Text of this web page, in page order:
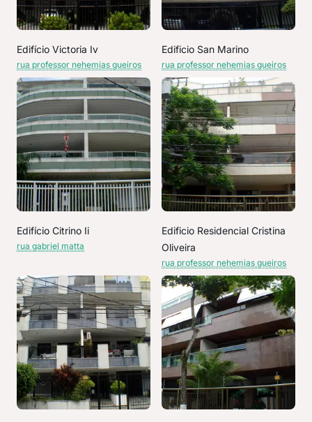
Edifício Victoria Iv
rua professor nehemias gueiros
Edificio San Marino
rua professor nehemias gueiros
Edifício Citrino Ii
rua gabriel matta
Edificio Residencial Cristina
Oliveira
rua professor nehemias gueiros